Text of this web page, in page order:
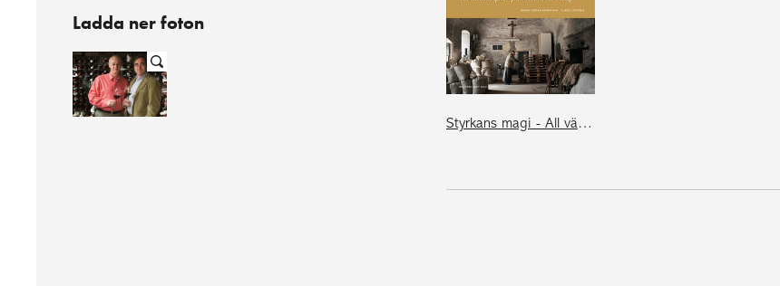
Ladda ner foton
Styrkans magi - All världens sprit - från akvavit till whisky